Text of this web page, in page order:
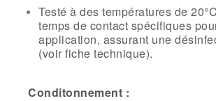
Testé à des températures de
temps de contact spécifiques
application, assurant une
(voir fiche technique).
Conditonnement :